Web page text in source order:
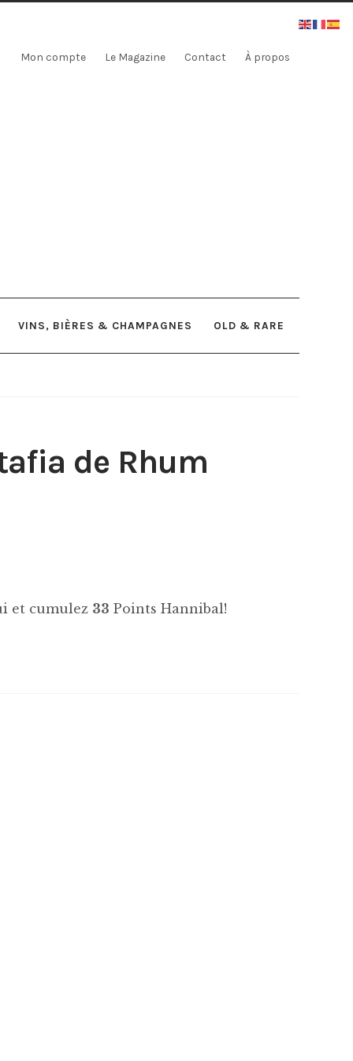
Mon compte Le Magazine Contact À propos
VINS, BIÈRES & CHAMPAGNES OLD & RARE
de Rhum
et cumulez 33 Points Hannibal!